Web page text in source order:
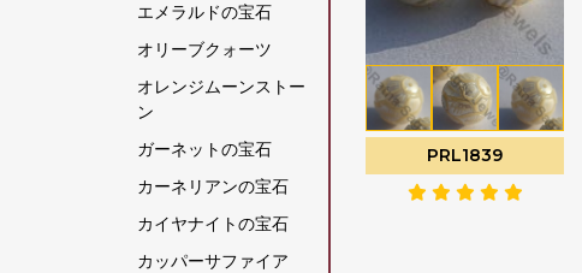
エメラルドの宝石
オリーブクォーツ
オレンジムーンストー
ン
ガーネットの宝石
カーネリアンの宝石
カイヤナイトの宝石
カッパーサファイア
PRL1839